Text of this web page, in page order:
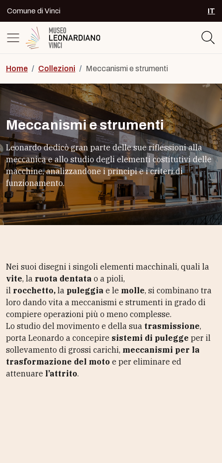
Comune di Vinci IT
Home / Collezioni / Meccanismi e strumenti
Meccanismi e strumenti
Leonardo dedicò gran parte delle sue riflessioni alla
meccanica e allo studio degli elementi costitutivi delle
macchine, analizzandone i principi e i criteri di
funzionamento.
Nei suoi disegni i singoli elementi macchinali, quali la
vite, la ruota dentata o a pioli,
il rocchetto, la puleggia e le molle, si combinano tra
loro dando vita a meccanismi e strumenti in grado di
compiere operazioni più o meno complesse.
Lo studio del movimento e della sua trasmissione,
porta Leonardo a concepire sistemi di pulegge per il
sollevamento di grossi carichi, meccanismi per la
trasformazione del moto e per eliminare ed
attenuare l’attrito.